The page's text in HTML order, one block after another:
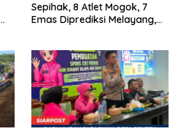
Sepihak, 8 Atlet Mogok, 7
Emas Diprediksi Melayang,